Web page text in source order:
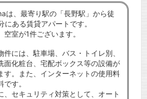
は、最寄り駅の「長野駅」から徒
にある賃貸アパートです。
空室が1件ございます。
件には、駐車場、バス・トイレ別、
面化粧台、宅配ボックス等の設備が
す。また、インターネットの使用料
です。
、セキュリティ対策として、オート